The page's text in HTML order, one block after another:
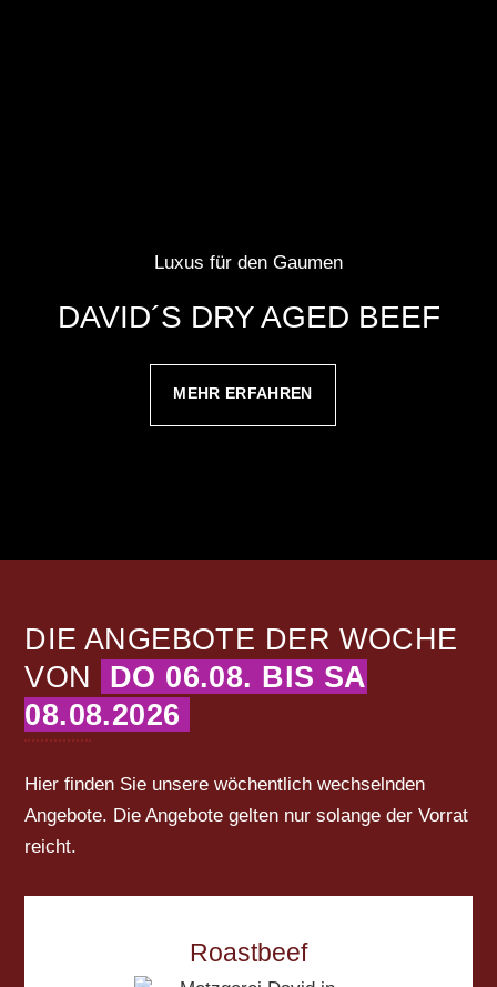
Luxus für den Gaumen
DAVID´S DRY AGED BEEF
MEHR ERFAHREN
DIE ANGEBOTE DER WOCHE
VON
DO 06.08. BIS SA
08.08.2026
Hier finden Sie unsere wöchentlich wechselnden
Angebote. Die Angebote gelten nur solange der Vorrat
reicht.
Roastbeef